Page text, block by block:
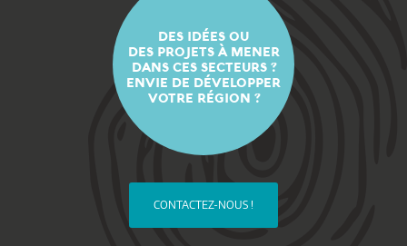
DES IDÉES OU
DES PROJETS À MENER
DANS CES SECTEURS ?
ENVIE DE DÉVELOPPER
VOTRE RÉGION ?
CONTACTEZ-NOUS !